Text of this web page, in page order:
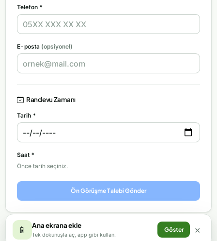
Telefon *
E-posta (opsiyonel)
Randevu Zamanı
Tarih *
Saat *
Önce tarih seçiniz.
Ön Görüşme Talebi Gönder
📱 Ana ekrana ekle
Tek dokunuşla aç, app gibi kullan.
Göster ×